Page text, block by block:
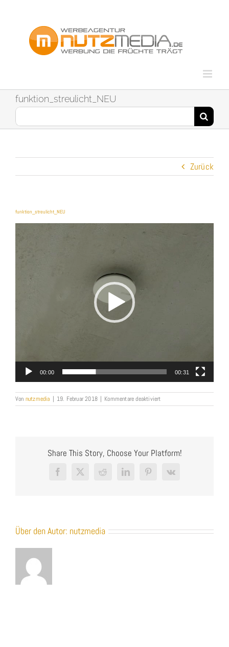
funktion_streulicht_NEU
Suche
nach:
Zurück
funktion_streulicht_NEU
00:00 00:31
Von nutzmedia | 19. Februar 2018 | Kommentare deaktiviertfür
funktion_streulicht_NEU
Share This Story, Choose Your Platform!
Facebook
X RedditLinkedInPinterest
Vk
Über den Autor: nutzmedia